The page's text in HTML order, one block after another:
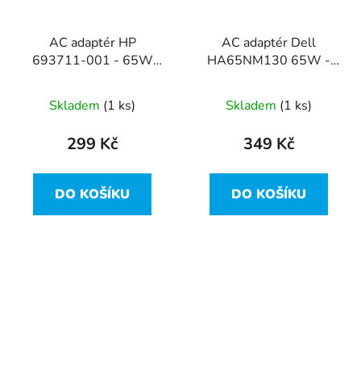
AC adaptér HP
693711-001 - 65W
Skladem (1 ks)
299 Kč
DO KOŠÍKU
AC adaptér Dell
HA65NM130 65W -
Skladem (1 ks)
349 Kč
DO KOŠÍKU